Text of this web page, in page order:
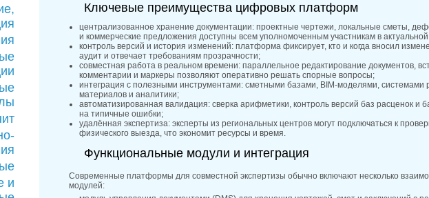
и
Ключевые преимущества цифровых платформ
централизованное хранение документации: проектные чертежи, локальные сметы,
и коммерческие предложения доступны всем уполномоченным участникам в
контроль версий и история изменений: платформа фиксирует, кто и когда вносил
аудит и отвечает требованиям прозрачности;
совместная работа в реальном времени: параллельное редактирование документов,
комментарии и маркеры позволяют оперативно решать спорные вопросы;
интеграция с полезными инструментами: сметными базами, BIM‑моделями, системами
материалов и аналитики;
автоматизированная валидация: сверка арифметики, контроль версий баз расценок и
на типичные ошибки;
удалённая экспертиза: эксперты из региональных центров могут подключаться к
физического выезда, что экономит ресурсы и время.
Функциональные модули и интеграция
Современные платформы для совместной экспертизы обычно включают несколько
модулей: